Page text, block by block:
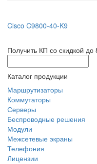
Cisco C9800-40-K9
Получить КП со скидкой
Каталог продукции
Маршрутизаторы
Коммутаторы
Серверы
Беспроводные решения
Модули
Межсетевые экраны
Телефония
Лицензии